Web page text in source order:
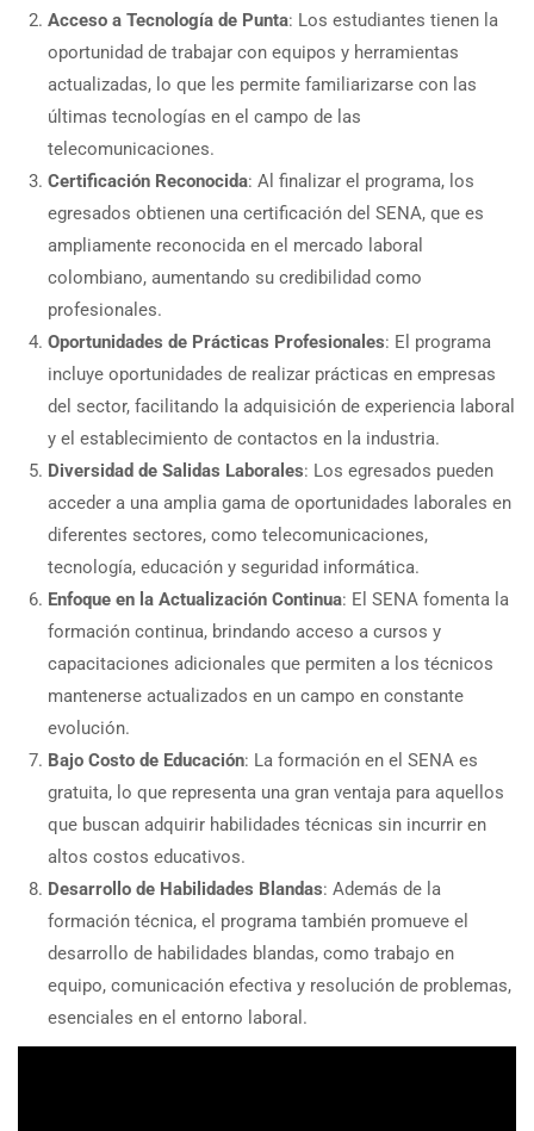
Acceso a Tecnología de Punta: Los estudiantes tienen la
oportunidad de trabajar con equipos y herramientas
actualizadas, lo que les permite familiarizarse con las
últimas tecnologías en el campo de las
telecomunicaciones.
Certificación Reconocida: Al finalizar el programa, los
egresados obtienen una certificación del SENA, que es
ampliamente reconocida en el mercado laboral
colombiano, aumentando su credibilidad como
profesionales.
Oportunidades de Prácticas Profesionales: El programa
incluye oportunidades de realizar prácticas en empresas
del sector, facilitando la adquisición de experiencia laboral
y el establecimiento de contactos en la industria.
Diversidad de Salidas Laborales: Los egresados pueden
acceder a una amplia gama de oportunidades laborales en
diferentes sectores, como telecomunicaciones,
tecnología, educación y seguridad informática.
Enfoque en la Actualización Continua: El SENA fomenta la
formación continua, brindando acceso a cursos y
capacitaciones adicionales que permiten a los técnicos
mantenerse actualizados en un campo en constante
evolución.
Bajo Costo de Educación: La formación en el SENA es
gratuita, lo que representa una gran ventaja para aquellos
que buscan adquirir habilidades técnicas sin incurrir en
altos costos educativos.
Desarrollo de Habilidades Blandas: Además de la
formación técnica, el programa también promueve el
desarrollo de habilidades blandas, como trabajo en
equipo, comunicación efectiva y resolución de problemas,
esenciales en el entorno laboral.